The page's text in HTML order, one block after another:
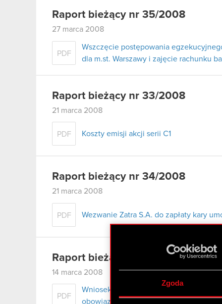
Zgoda
Raport bieżący nr 35/2008
27 marca 2008
PDF
Wszczęcie postępowania
dla m.st. Warszawy i zajęcie rachunku
Raport bieżący nr 33/2008
21 marca 2008
PDF Koszty emisji akcji serii C1
Raport bieżący nr 34/2008
21 marca 2008
PDF Wezwanie Zatra S.A. do zapłaty kary
Raport bieżący nr 32/2008
14 marca 2008
PDF
Wniosek do Zakładu Ubezpieczeń
obowiązkowych składek ZUS za miesiąc